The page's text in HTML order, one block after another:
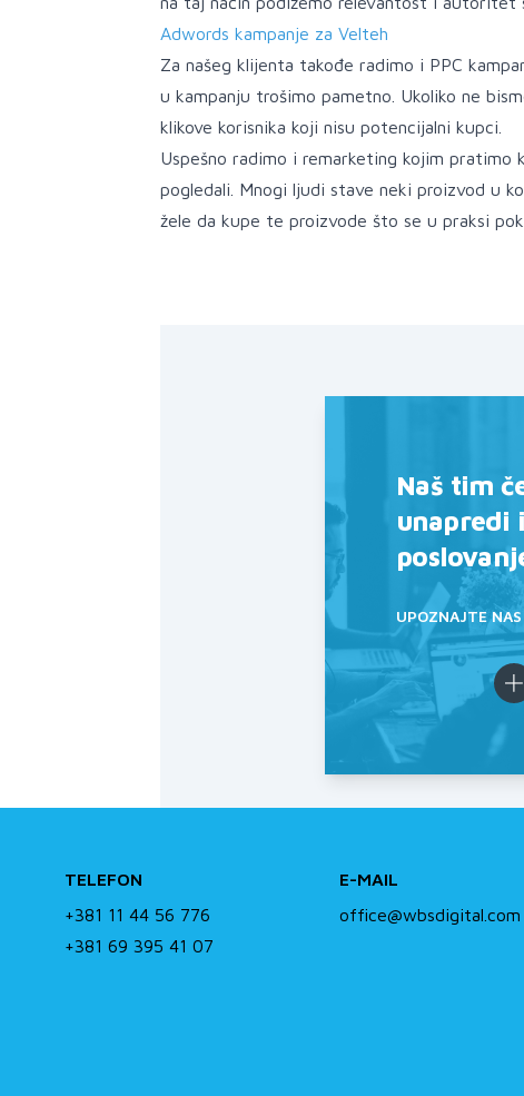
Adwords kampanje za Velteh
Za našeg klijenta takođe radimo i PPC
u kampanju trošimo pametno. Ukoliko ne
klikove korisnika koji nisu potencijalni kupci.
Uspešno radimo i remarketing kojim
pogledali. Mnogi ljudi stave neki proizvod u
žele da kupe te proizvode što se u praksi
Naš tim
unapredi
UPOZNAJTE NAS
TELEFON
+381 11 44 56 776
+381 69 395 41 07
E-MAIL
office@wbsdigital.com